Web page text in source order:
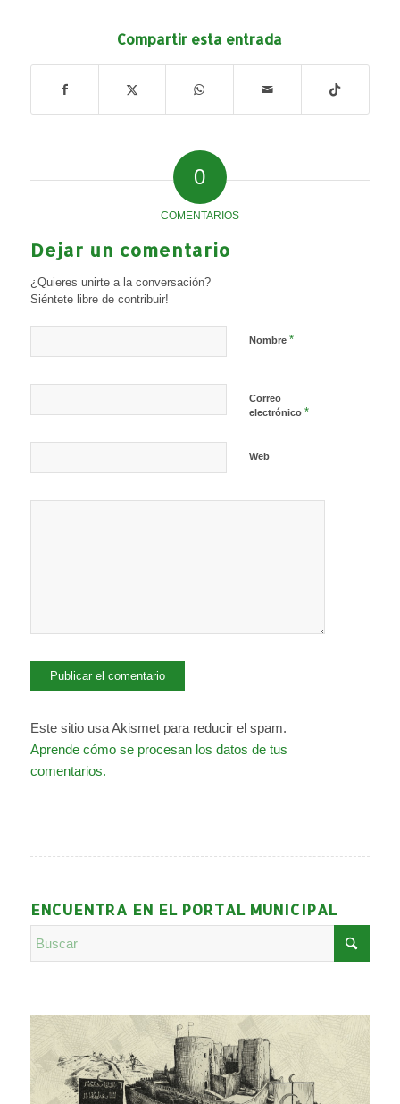
Compartir esta entrada
0
COMENTARIOS
Dejar un comentario
¿Quieres unirte a la conversación?
Siéntete libre de contribuir!
Nombre *
Correo
electrónico *
Web
Este sitio usa Akismet para reducir el spam.
Aprende cómo se procesan los datos de tus
comentarios.
ENCUENTRA EN EL PORTAL MUNICIPAL